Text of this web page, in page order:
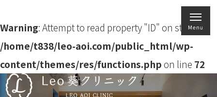
Warning: Attempt to read property "ID" on string in
/home/t838/leo-aoi.com/public_html/wp-
content/themes/res/functions.phpon line 72